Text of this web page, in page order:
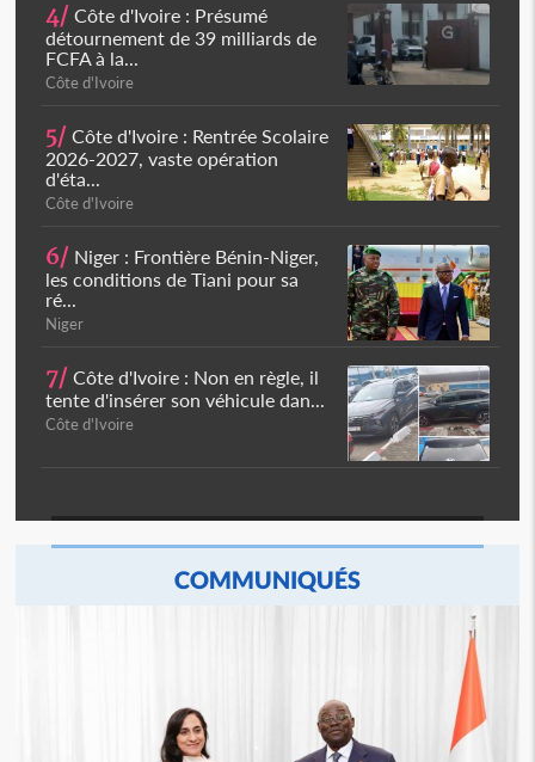
4/ Côte d'Ivoire : Présumé
détournement de 39 milliards de
FCFA à la...
Côte d'Ivoire
5/ Côte d'Ivoire : Rentrée Scolaire
2026-2027, vaste opération
d'éta...
Côte d'Ivoire
6/ Niger : Frontière Bénin-Niger,
les conditions de Tiani pour sa
ré...
Niger
7/ Côte d'Ivoire : Non en règle, il
tente d'insérer son véhicule dan...
Côte d'Ivoire
COMMUNIQUÉS